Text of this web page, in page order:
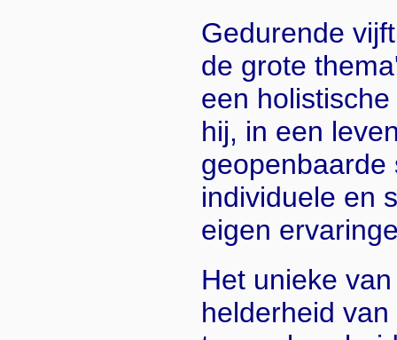
Gedurende
de grote
een
hij, in een
geopenbaarde
individuele en
eigen
Het unieke
helderheid